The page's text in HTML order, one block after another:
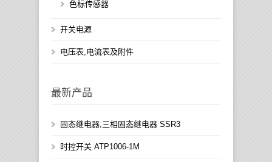
色标传感器
开关电源
电压表,电流表及附件
最新产品
固态继电器,三相固态继电器 SSR3
时控开关 ATP1006-1M